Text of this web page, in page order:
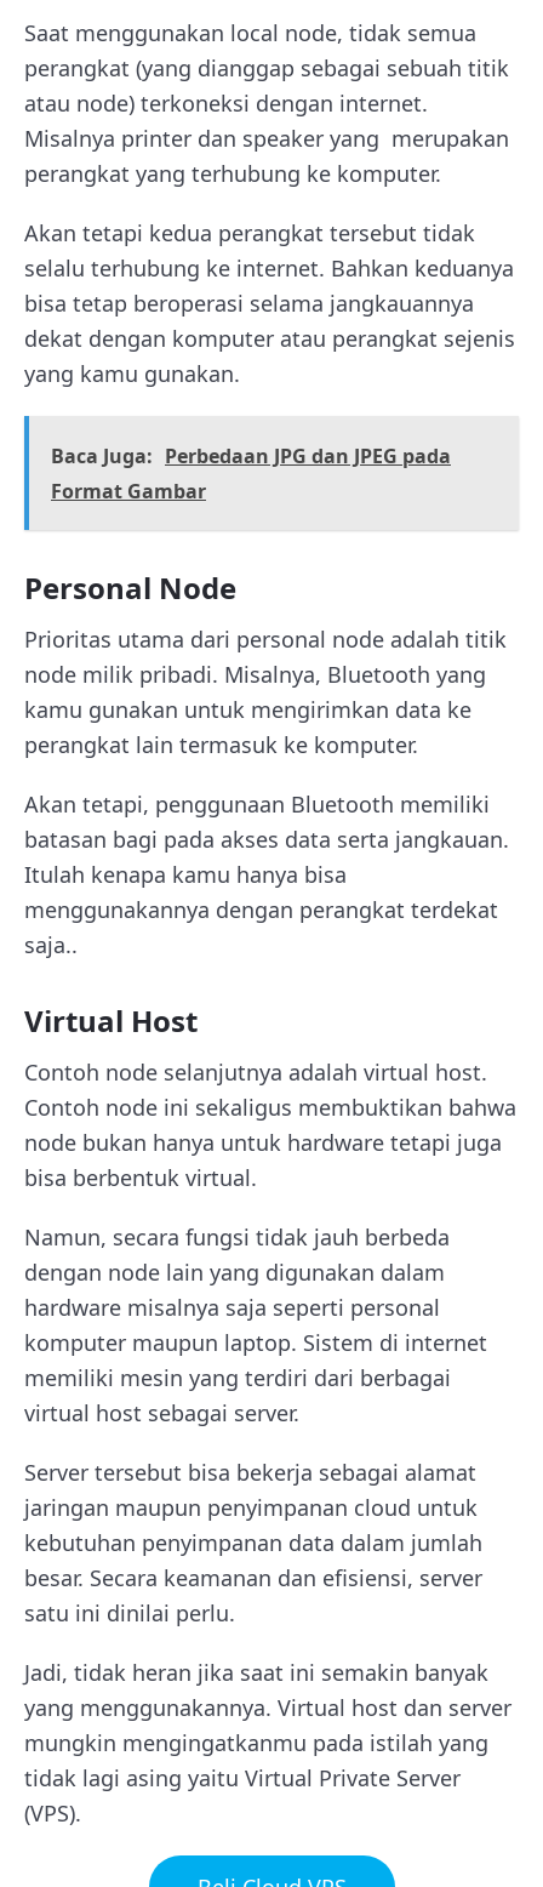
Saat menggunakan local node, tidak semua
perangkat (yang dianggap sebagai sebuah titik
atau node) terkoneksi dengan internet.
Misalnya printer dan speaker yang merupakan
perangkat yang terhubung ke komputer.
Akan tetapi kedua perangkat tersebut tidak
selalu terhubung ke internet. Bahkan keduanya
bisa tetap beroperasi selama jangkauannya
dekat dengan komputer atau perangkat sejenis
yang kamu gunakan.
Baca Juga: Perbedaan JPG dan JPEG pada
Format Gambar
Personal Node
Prioritas utama dari personal node adalah titik
node milik pribadi. Misalnya, Bluetooth yang
kamu gunakan untuk mengirimkan data ke
perangkat lain termasuk ke komputer.
Akan tetapi, penggunaan Bluetooth memiliki
batasan bagi pada akses data serta jangkauan.
Itulah kenapa kamu hanya bisa
menggunakannya dengan perangkat terdekat
saja..
Virtual Host
Contoh node selanjutnya adalah virtual host.
Contoh node ini sekaligus membuktikan bahwa
node bukan hanya untuk hardware tetapi juga
bisa berbentuk virtual.
Namun, secara fungsi tidak jauh berbeda
dengan node lain yang digunakan dalam
hardware misalnya saja seperti personal
komputer maupun laptop. Sistem di internet
memiliki mesin yang terdiri dari berbagai
virtual host sebagai server.
Server tersebut bisa bekerja sebagai alamat
jaringan maupun penyimpanan cloud untuk
kebutuhan penyimpanan data dalam jumlah
besar. Secara keamanan dan efisiensi, server
satu ini dinilai perlu.
Jadi, tidak heran jika saat ini semakin banyak
yang menggunakannya. Virtual host dan server
mungkin mengingatkanmu pada istilah yang
tidak lagi asing yaitu Virtual Private Server
(VPS).